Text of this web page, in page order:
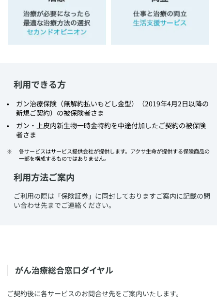
利用できる方
​ガン治療保険（無解約払いもどし金型）（2019年4月2日以降の
新規ご契約）の被保険者さま
​ガン・上皮内新生物一時金特約を中途付加したご契約の被保険
者さま
​各サービスはサービス提供会社が提供します。アクサ生命が提供する保険商品の
一部を構成するものではありません。
利用方法ご案内
​ご利用の際は「保険証券」に同封しておりますご案内に記載の問
い合わせ先までご連絡ください。
​がん治療総合窓口ダイヤル
​ご契約後に各サービスのお問合せ先をご案内いたします。